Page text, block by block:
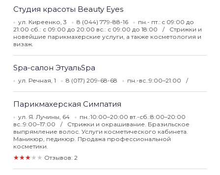
Студия красоты Beauty Eyes
ул. Киреенко, 3 8 (044) 779-88-16
пн.- пт.: c 09:00 до
21:00 сб.: с 09:00 до 20:00 вс.: с 09:00 до 18:00
Стрижки и
новейшие парикмахерские услуги, а также косметология и
визаж.
Spa-cалон ЭтуальSpa
ул. Речная, 1 8 (017) 209-68-68 пн.-вс.:9:00–21:00
Парикмахерская Симпатия
ул. Я. Лучины, 64
пн.:10:00–20:00 вт.-сб.:8:00–20:00
вс.:9:00–17:00
Стрижки и окрашивание. Бразильское
выпрямление волос. Услуги косметического кабинета.
Маникюр, педикюр. Продажа профессиональной
косметики.
★★★★★ Отзывов: 2